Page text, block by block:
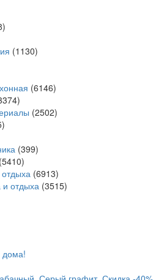
(1130)
(6146)
(2502)
(399)
(5410)
(6913)
и отдыха (3515)
дома!